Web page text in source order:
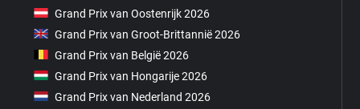
Grand Prix van Oostenrijk 2026
Grand Prix van Groot-Brittannië 2026
Grand Prix van België 2026
Grand Prix van Hongarije 2026
Grand Prix van Nederland 2026